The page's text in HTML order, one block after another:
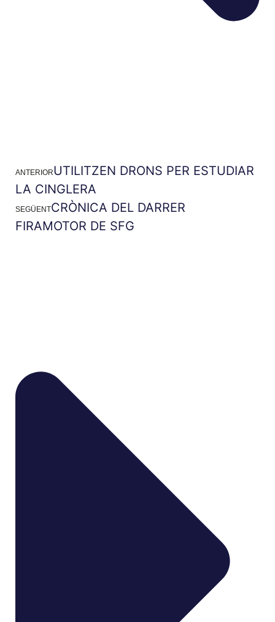
ANTERIORUTILITZEN DRONS PER ESTUDIAR
LA CINGLERA
SEGÜENTCRÒNICA DEL DARRER
FIRAMOTOR DE SFG